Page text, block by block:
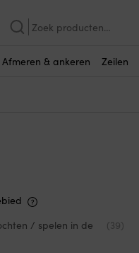
Zoeken
naar:
Afmeren & ankeren Zeilen
/ spelen in de
(39)